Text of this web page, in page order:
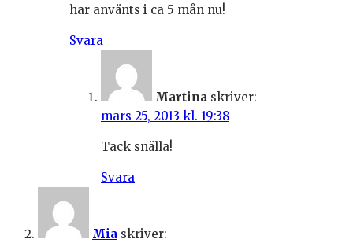
har använts i ca 5 mån nu!
Svara
Martina skriver:
mars 25, 2013 kl. 19:38
Tack snälla!
Svara
Mia skriver: